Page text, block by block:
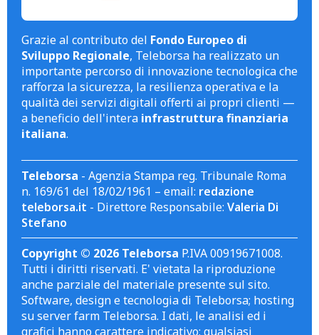
Grazie al contributo del Fondo Europeo di
Sviluppo Regionale, Teleborsa ha realizzato un
importante percorso di innovazione tecnologica che
rafforza la sicurezza, la resilienza operativa e la
qualità dei servizi digitali offerti ai propri clienti —
a beneficio dell'intera infrastruttura finanziaria
italiana.
Teleborsa - Agenzia Stampa reg. Tribunale Roma
n. 169/61 del 18/02/1961 – email: redazione
teleborsa.it - Direttore Responsabile: Valeria Di
Stefano
Copyright © 2026 Teleborsa P.IVA 00919671008.
Tutti i diritti riservati. E' vietata la riproduzione
anche parziale del materiale presente sul sito.
Software, design e tecnologia di Teleborsa; hosting
su server farm Teleborsa. I dati, le analisi ed i
grafici hanno carattere indicativo; qualsiasi